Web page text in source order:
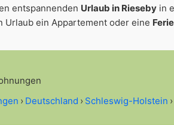
entspannenden Urlaub in Rieseby in
Urlaub ein Appartement oder eine
Deutschland Schleswig-Holstein